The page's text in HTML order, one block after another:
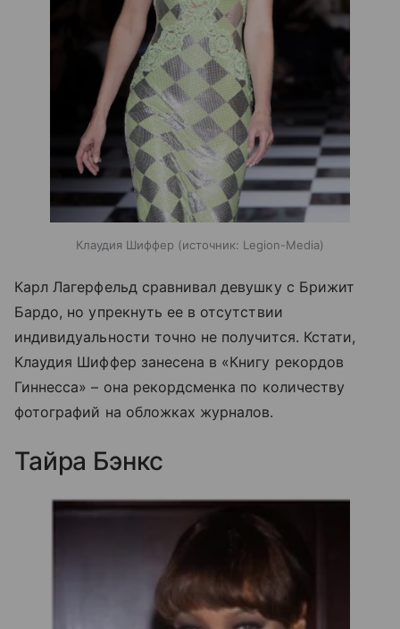
Клаудия Шиффер источник: Legion-Media
Карл Лагерфельд сравнивал девушку с Брижит
Бардо, но упрекнуть ее в отсутствии
индивидуальности точно не получится. Кстати,
Клаудия Шиффер занесена в «Книгу рекордов
Гиннесса» – она рекордсменка по количеству
фотографий на обложках журналов.
Тайра Бэнкс